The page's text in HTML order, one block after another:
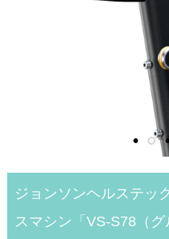
ジョンソンヘルステッ
スマシン「VS-S78（グ